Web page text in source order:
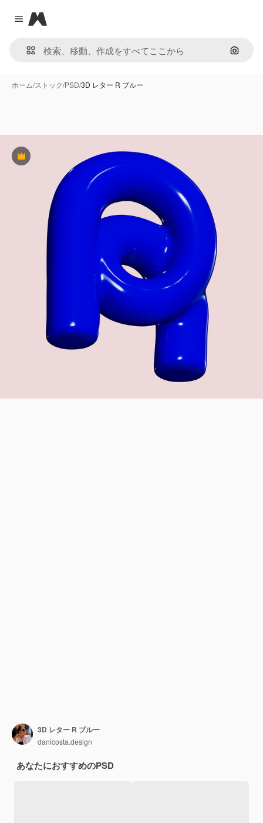
Close menu
Magnific
画像で
ホーム/ストック/PSD/3D レター R ブルー
Premium
3D レター R ブルー
danicosta.design
あなたにおすすめのPSD